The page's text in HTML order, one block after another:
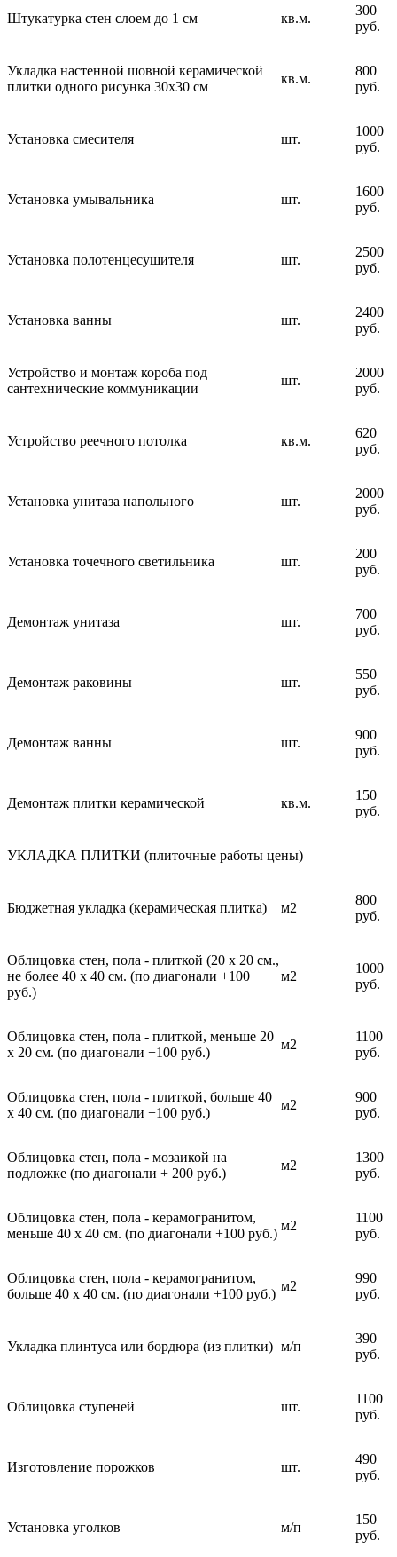
Штукатурка стен слоем до 1 см кв.м.
300
руб.
Укладка настенной шовной керамической
плитки одного рисунка 30х30 см
кв.м.
800
руб.
Установка смесителя шт.
1000
руб.
Установка умывальника шт.
1600
руб.
Установка полотенцесушителя шт.
2500
руб.
Установка ванны шт.
2400
руб.
Устройство и монтаж короба под
сантехнические коммуникации
шт.
2000
руб.
Устройство реечного потолка кв.м.
620
руб.
Установка унитаза напольного шт.
2000
руб.
Установка точечного светильника шт.
200
руб.
Демонтаж унитаза шт.
700
руб.
Демонтаж раковины шт.
550
руб.
Демонтаж ванны шт.
900
руб.
Демонтаж плитки керамической кв.м.
150
руб.
УКЛАДКА ПЛИТКИ (плиточные работы цены)
Бюджетная укладка (керамическая плитка) м2
800
руб.
Облицовка стен, пола - плиткой (20 х 20 см.,
не более 40 х 40 см. (по диагонали +100
руб.)
м2
1000
руб.
Облицовка стен, пола - плиткой, меньше 20
х 20 см. (по диагонали +100 руб.)
м2
1100
руб.
Облицовка стен, пола - плиткой, больше 40
х 40 см. (по диагонали +100 руб.)
м2
900
руб.
Облицовка стен, пола - мозаикой на
подложке (по диагонали + 200 руб.)
м2
1300
руб.
Облицовка стен, пола - керамогранитом,
меньше 40 х 40 см. (по диагонали +100 руб.)
м2
1100
руб.
Облицовка стен, пола - керамогранитом,
больше 40 х 40 см. (по диагонали +100 руб.)
м2
990
руб.
Укладка плинтуса или бордюра (из плитки) м/п
390
руб.
Облицовка ступеней шт.
1100
руб.
Изготовление порожков шт.
490
руб.
Установка уголков м/п
150
руб.